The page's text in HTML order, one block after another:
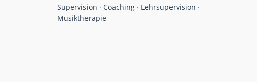
Supervision · Coaching · Lehrsupervision ·
Musiktherapie